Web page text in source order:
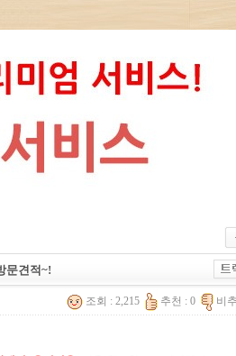
문견적~!
조회 : 2,215 추천 : 0 비